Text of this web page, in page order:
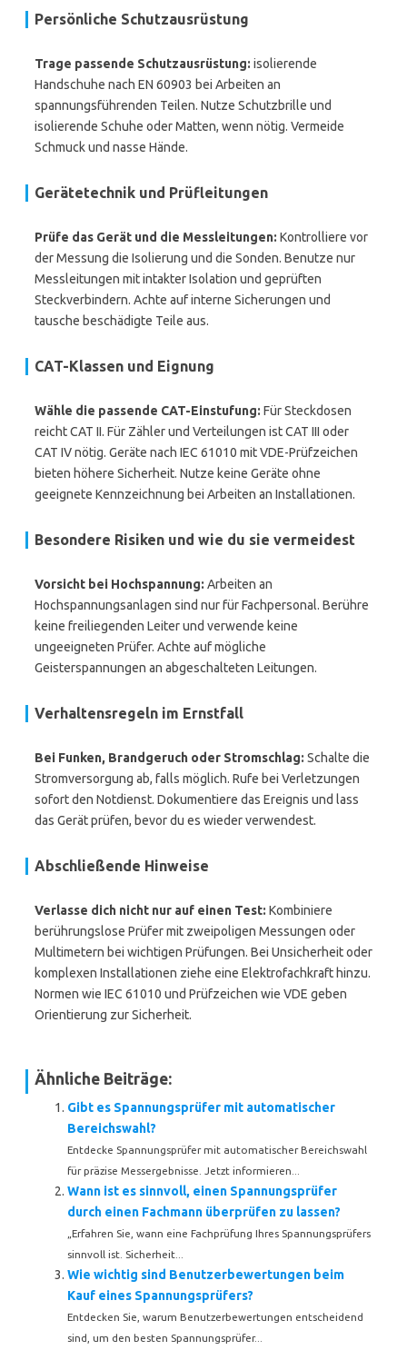
Persönliche Schutzausrüstung
Trage passende Schutzausrüstung: isolierende
Handschuhe nach EN 60903 bei Arbeiten an
spannungsführenden Teilen. Nutze Schutzbrille und
isolierende Schuhe oder Matten, wenn nötig. Vermeide
Schmuck und nasse Hände.
Gerätetechnik und Prüfleitungen
Prüfe das Gerät und die Messleitungen: Kontrolliere vor
der Messung die Isolierung und die Sonden. Benutze nur
Messleitungen mit intakter Isolation und geprüften
Steckverbindern. Achte auf interne Sicherungen und
tausche beschädigte Teile aus.
CAT-Klassen und Eignung
Wähle die passende CAT-Einstufung: Für Steckdosen
reicht CAT II. Für Zähler und Verteilungen ist CAT III oder
CAT IV nötig. Geräte nach IEC 61010 mit VDE-Prüfzeichen
bieten höhere Sicherheit. Nutze keine Geräte ohne
geeignete Kennzeichnung bei Arbeiten an Installationen.
Besondere Risiken und wie du sie vermeidest
Vorsicht bei Hochspannung: Arbeiten an
Hochspannungsanlagen sind nur für Fachpersonal. Berühre
keine freiliegenden Leiter und verwende keine
ungeeigneten Prüfer. Achte auf mögliche
Geisterspannungen an abgeschalteten Leitungen.
Verhaltensregeln im Ernstfall
Bei Funken, Brandgeruch oder Stromschlag: Schalte die
Stromversorgung ab, falls möglich. Rufe bei Verletzungen
sofort den Notdienst. Dokumentiere das Ereignis und lass
das Gerät prüfen, bevor du es wieder verwendest.
Abschließende Hinweise
Verlasse dich nicht nur auf einen Test: Kombiniere
berührungslose Prüfer mit zweipoligen Messungen oder
Multimetern bei wichtigen Prüfungen. Bei Unsicherheit oder
komplexen Installationen ziehe eine Elektrofachkraft hinzu.
Normen wie IEC 61010 und Prüfzeichen wie VDE geben
Orientierung zur Sicherheit.
Ähnliche Beiträge:
Gibt es Spannungsprüfer mit automatischer
Bereichswahl?
Entdecke Spannungsprüfer mit automatischer Bereichswahl
für präzise Messergebnisse. Jetzt informieren...
Wann ist es sinnvoll, einen Spannungsprüfer
durch einen Fachmann überprüfen zu lassen?
„Erfahren Sie, wann eine Fachprüfung Ihres Spannungsprüfers
sinnvoll ist. Sicherheit...
Wie wichtig sind Benutzerbewertungen beim
Kauf eines Spannungsprüfers?
Entdecken Sie, warum Benutzerbewertungen entscheidend
sind, um den besten Spannungsprüfer...